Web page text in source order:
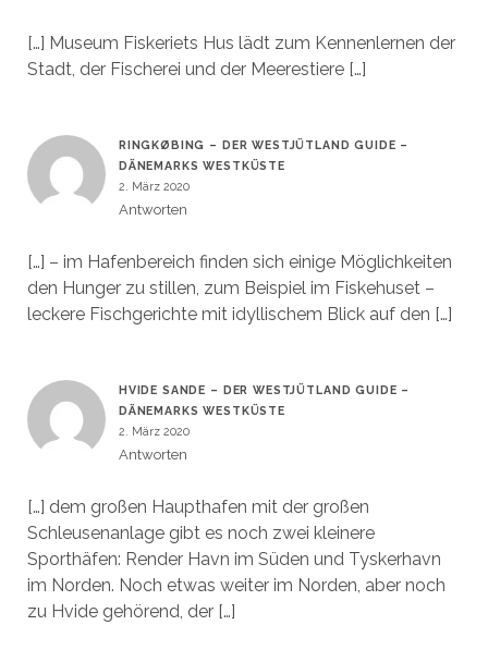
[…] Museum Fiskeriets Hus lädt zum Kennenlernen der
Stadt, der Fischerei und der Meerestiere […]
RINGKØBING – DER WESTJÜTLAND GUIDE –
DÄNEMARKS WESTKÜSTE
2. März 2020
Antworten
[…] – im Hafenbereich finden sich einige Möglichkeiten
den Hunger zu stillen, zum Beispiel im Fiskehuset –
leckere Fischgerichte mit idyllischem Blick auf den […]
HVIDE SANDE – DER WESTJÜTLAND GUIDE –
DÄNEMARKS WESTKÜSTE
2. März 2020
Antworten
[…] dem großen Haupthafen mit der großen
Schleusenanlage gibt es noch zwei kleinere
Sporthäfen: Render Havn im Süden und Tyskerhavn
im Norden. Noch etwas weiter im Norden, aber noch
zu Hvide gehörend, der […]